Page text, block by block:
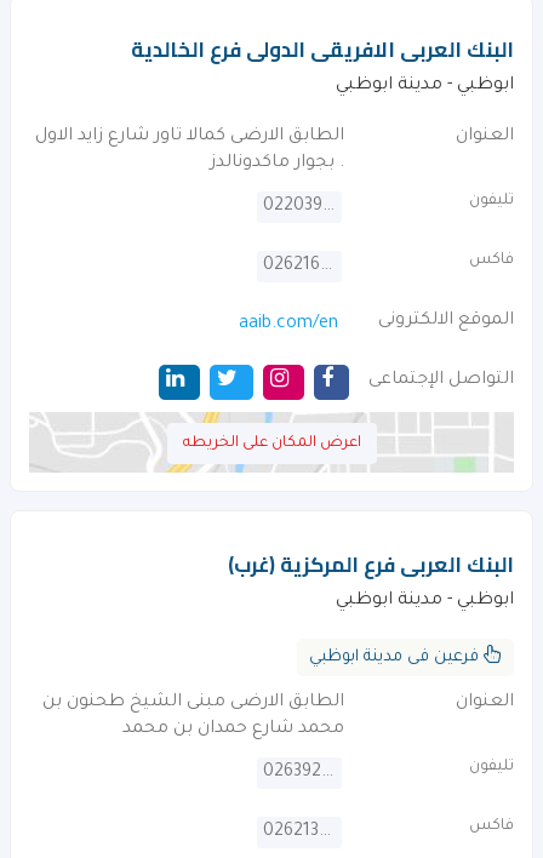
البنك العربى الافريقى الدولى فرع الخالدية
ابوظبي - مدينة ابوظبي
العنوان
الطابق الارضى كمالا تاور شارع زايد الاول
. بجوار ماكدونالدز
تليفون 022039999
فاكس 026216009
الموقع الالكترونى aaib.com/en
التواصل الإجتماعى
اعرض المكان على الخريطه
البنك العربى فرع المركزية (غرب)
ابوظبي - مدينة ابوظبي
فرعين فى مدينة ابوظبي
العنوان
الطابق الارضى مبنى الشيخ طحنون بن
محمد شارع حمدان بن محمد
تليفون 026392225
فاكس 026213406